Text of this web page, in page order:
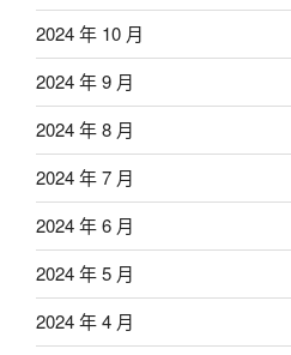
2024 年 10 月
2024 年 9 月
2024 年 8 月
2024 年 7 月
2024 年 6 月
2024 年 5 月
2024 年 4 月